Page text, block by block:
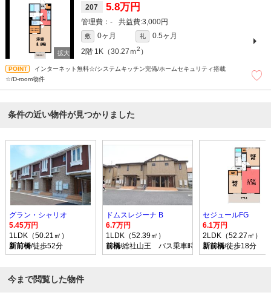
207 5.8万円
- 3,000円
敷 0ヶ月 礼
0.5ヶ月
2階 1K（30.27ｍ2 ）
インターネット無料☆/システムキッチン完備/ホームセキュリティ搭載
☆/D-room物件
条件の近い物件が見つかりました
グラン・シャリオ
5.45万円
1LDK（50.21㎡）
新前橋/徒歩52分
ドムスレジーナ B
6.7万円
1LDK（52.39㎡）
前橋/総社山王 バス乗車時間35分 停歩10分
セジュールFG
6.1万円
2LDK（52.27㎡）
新前橋/徒歩18分
今まで閲覧した物件